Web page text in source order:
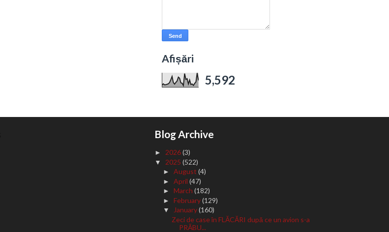
Afișări
5,592
Blog Archive
►2026(3)
▼ 2025(522)
►August(4)
►April(47)
►March(182)
►February(129)
▼January(160)
Zeci de case în FLĂCĂRI după ce un avion s-a
PRĂBU...